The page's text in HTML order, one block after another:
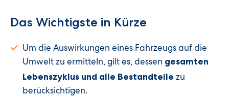
Das Wichtigste in Kürze
Um die Auswirkungen eines Fahrzeugs auf die
Umwelt zu ermitteln, gilt es, dessen gesamten
Lebenszyklus und alle Bestandteile zu
berücksichtigen.